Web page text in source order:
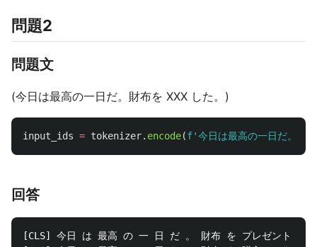
問題2
問題文
(今日は最高の一日だ。財布を XXX した。)
input_ids = tokenizer. encode(f'今日は最高の一日だ。財
回答
[CLS] 今日 は 最高 の 一 日 だ 。 財布 を プレゼント し